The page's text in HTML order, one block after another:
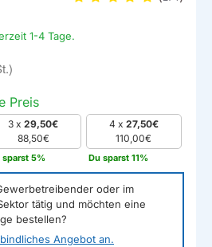
1-4 Tage.
Preis
3 x29,50€
88,50€
sparst 5%
4 x 27,50€
110,00€
Du sparst 11%
oder im
tätig und möchten eine
bestellen?
Angebot an.